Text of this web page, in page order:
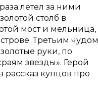
летел за ними
столб в
мост и мельница,
Третьим чудом
руки, по
звезды». Герой
рассказ купцов про